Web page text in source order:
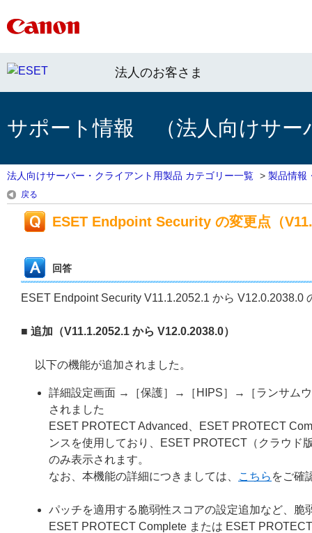
法人のお客さま
サポート情報 （法人向けサー
法人向けサーバー・クライアント用製品 カテゴリー一覧 > 製品情報
戻る
ESET Endpoint Security の変更点（
回答
ESET Endpoint Security V11.1.2052.1 から V12.0.2038.0
■ 追加（V11.1.2052.1 から V12.0.2038.0）
以下の機能が追加されました。
詳細設定画面 →［保護］→［HIPS］→［ランサムウ
されました
ESET PROTECT Advanced、ESET PROTECT
ンスを使用しており、ESET PROTECT（クラウド
のみ表示されます。
なお、本機能の詳細につきましては、
こちら をご確
パッチを適用する脆弱性スコアの設定追加など、脆
ESET PROTECT Complete または ESET